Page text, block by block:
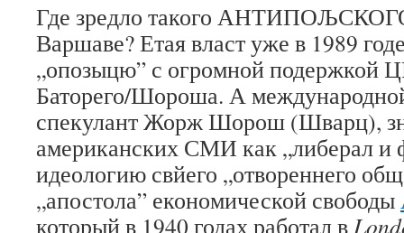
Где зредло такого АНТИПОЉСКОГО
Варшаве? Етая власт уже в 1989
„опозыцю” с огромной подержкой
Баторего/Шороша. А
спекулант Жорж Шорош (Шварц),
американских СМИ как „либерал и
идеологию свйего „отвореннего
„апостола” економической свободы
который в 1940 годах работал в